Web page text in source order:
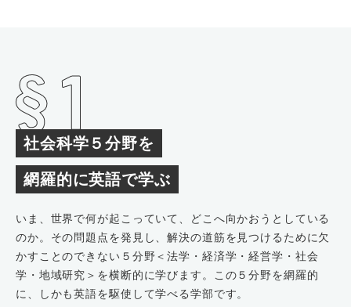
社会科学５分野を
網羅的に英語で学ぶ
いま、世界で何が起こっていて、どこへ向かおうとしている
のか。その問題点を発見し、解決の道筋を見つけるために欠
かすことのできない５分野＜法学・経済学・経営学・社会
学・地域研究＞を横断的に学びます。この５分野を網羅的
に、しかも英語を駆使して学べる学部です。